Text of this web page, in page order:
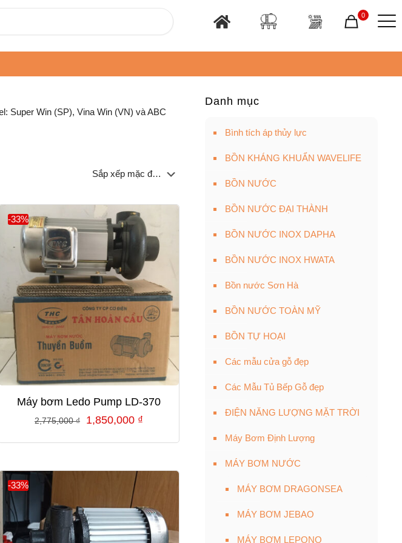
0
Super Win (SP), Vina Win (VN) và ABC
-33%
Máy bơm Ledo Pump LD-370
2,775,000₫
Giá
2,775,000 ₫.
1,850,000 ₫
là:
-33%
Danh mục
Bình tích áp thủy lực
BỒN KHÁNG KHUẨN WAVELIFE
BỒN NƯỚC
BỒN NƯỚC ĐẠI THÀNH
BỒN NƯỚC INOX DAPHA
BỒN NƯỚC INOX HWATA
Bồn nước Sơn Hà
BỒN NƯỚC TOÀN MỸ
BỒN TỰ HOẠI
Các mẫu cửa gỗ đẹp
Các Mẫu Tủ Bếp Gỗ đẹp
ĐIỆN NĂNG LƯỢNG MẶT TRỜI
Máy Bơm Định Lượng
MÁY BƠM NƯỚC
MÁY BƠM DRAGONSEA
MÁY BƠM JEBAO
MÁY BƠM LEPONO